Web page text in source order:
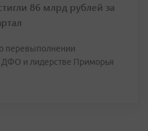
86 млрд рублей за
перевыполнении
ДФО и лидерстве Приморья